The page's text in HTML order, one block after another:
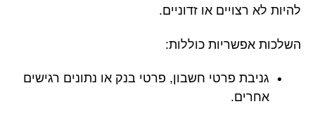
להיות לא רצויים או זדוניים.
השלכות אפשריות כוללות:
גניבת פרטי חשבון, פרטי בנק או נתונים רגישים
אחרים.